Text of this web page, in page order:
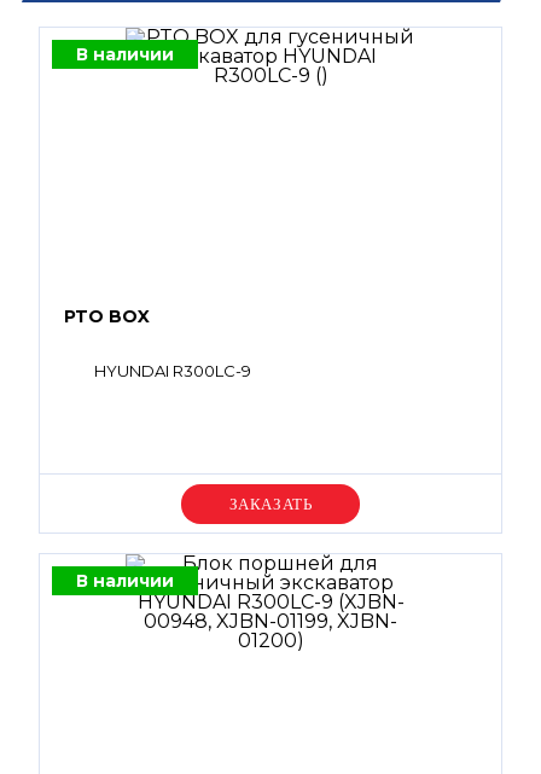
В наличии
PTO BOX
HYUNDAI R300LC-9
Уточняйте цену
В наличии